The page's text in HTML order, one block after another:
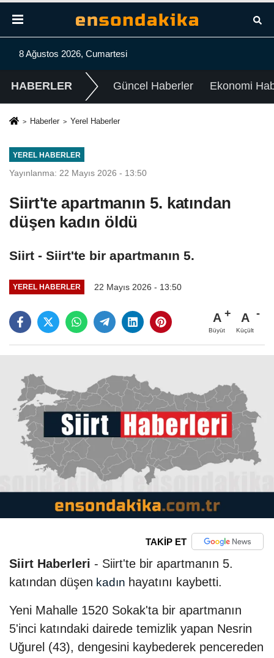
8 Ağustos 2026, Cumartesi
HABERLER Güncel Haberler Ekonomi
Haberler Yerel Haberler
YEREL HABERLER
Yayınlanma: 22 Mayıs 2026 - 13:50
Siirt'te apartmanın 5. katından
düşen kadın öldü
Siirt - Siirt'te bir apartmanın 5.
YEREL HABERLER 22 Mayıs 2026 - 13:50
A
Büyüt
A
Küçült
TAKİP ET
Siirt Haberleri - Siirt'te bir apartmanın 5.
katından düşen kadın hayatını kaybetti.
Yeni Mahalle 1520 Sokak'ta bir apartmanın
5'inci katındaki dairede temizlik yapan Nesrin
Uğurel (43), dengesini kaybederek pencereden